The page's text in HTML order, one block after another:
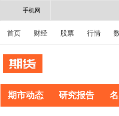
手机网
首页 财经 股票 行情
期市动态 研究报告